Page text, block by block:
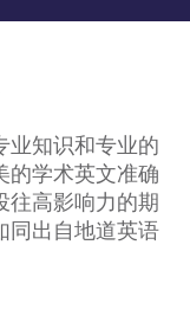
业知识和专业的
的学术英文准确
往高影响力的期
同出自地道英语